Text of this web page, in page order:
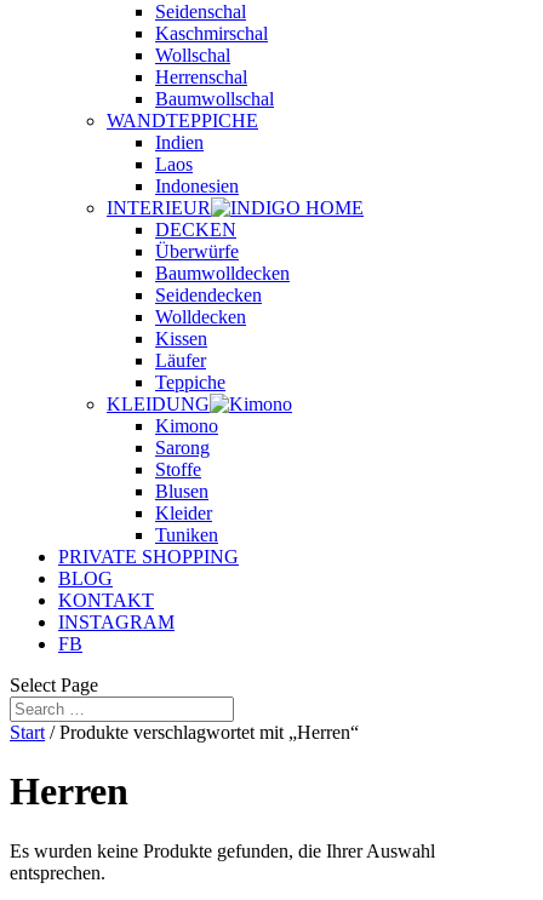
Seidenschal
Kaschmirschal
Wollschal
Herrenschal
Baumwollschal
WANDTEPPICHE
Indien
Laos
Indonesien
INTERIEUR
DECKEN
Überwürfe
Baumwolldecken
Seidendecken
Wolldecken
Kissen
Läufer
Teppiche
KLEIDUNG
Kimono
Sarong
Stoffe
Blusen
Kleider
Tuniken
PRIVATE SHOPPING
BLOG
KONTAKT
INSTAGRAM
FB
Select Page
Start / Produkte verschlagwortet mit „Herren“
Herren
Es wurden keine Produkte gefunden, die Ihrer Auswahl
entsprechen.